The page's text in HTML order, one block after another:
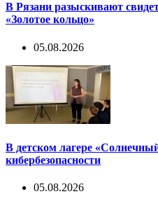
В Рязани разыскивают
«Золотое кольцо»
05.08.2026
В детском лагере
кибербезопасности
05.08.2026